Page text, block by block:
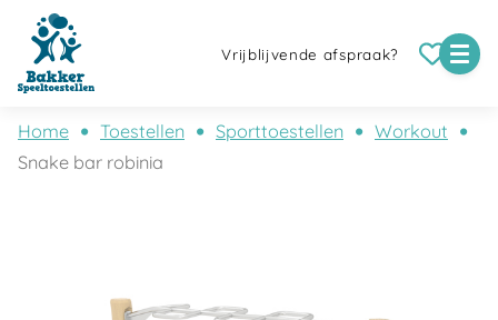
Vrijblijvende afspraak?
Home Toestellen Sporttoestellen
Workout
Snake bar robinia